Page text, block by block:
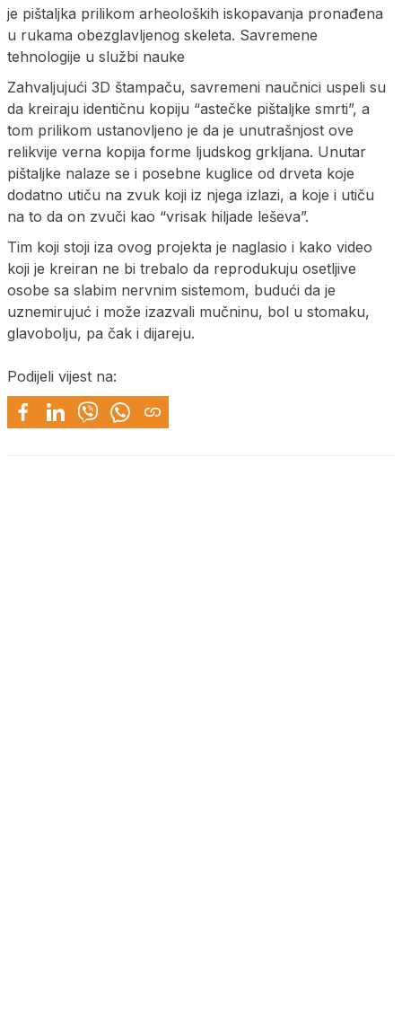
je pištaljka prilikom arheoloških iskopavanja pronađena
u rukama obezglavljenog skeleta. Savremene
tehnologije u službi nauke
Zahvaljujući 3D štampaču, savremeni naučnici uspeli su
da kreiraju identičnu kopiju “astečke pištaljke smrti”, a
tom prilikom ustanovljeno je da je unutrašnjost ove
relikvije verna kopija forme ljudskog grkljana. Unutar
pištaljke nalaze se i posebne kuglice od drveta koje
dodatno utiču na zvuk koji iz njega izlazi, a koje i utiču
na to da on zvuči kao “vrisak hiljade leševa”.
Tim koji stoji iza ovog projekta je naglasio i kako video
koji je kreiran ne bi trebalo da reprodukuju osetljive
osobe sa slabim nervnim sistemom, budući da je
uznemirujuć i može izazvali mučninu, bol u stomaku,
glavobolju, pa čak i dijareju.
Podijeli vijest na: